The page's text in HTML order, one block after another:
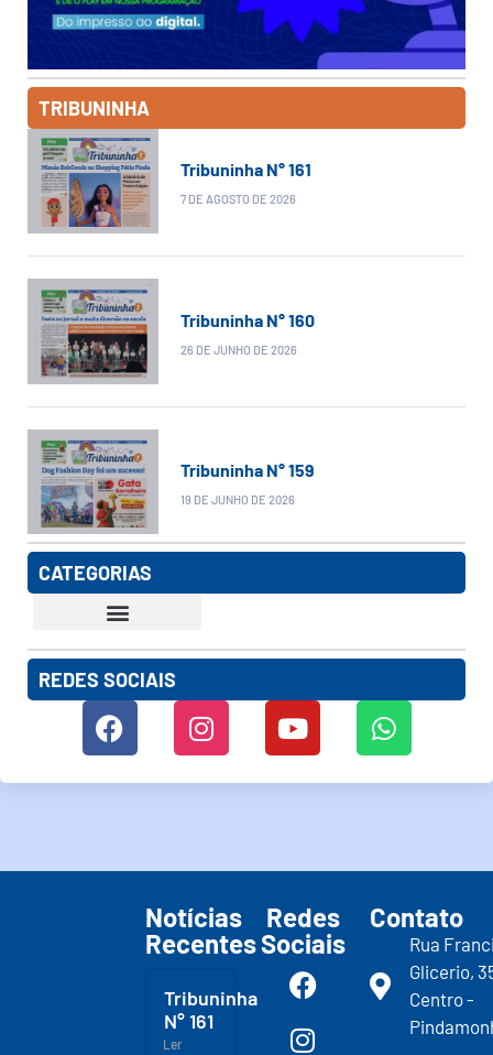
TRIBUNINHA
Tribuninha N° 161
7 DE AGOSTO DE 2026
Tribuninha N° 160
26 DE JUNHO DE 2026
Tribuninha N° 159
19 DE JUNHO DE 2026
CATEGORIAS
REDES SOCIAIS
Notícias
Recentes
Tribuninha
N° 161
Ler
Redes
Sociais
Contato
Rua
Glicerio,
Centro -